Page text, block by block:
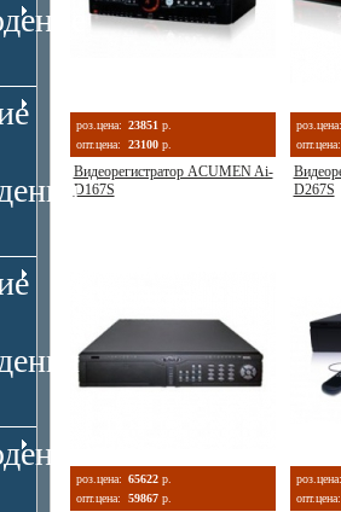
роз.цена: 23851 р.
опт.цена:
23100 р.
Видеорегистратор ACUMEN Ai-
D167S
роз.цена:
опт.цена:
D267S
роз.цена: 65622 р.
опт.цена:
59867 р.
роз.цена:
опт.цена: